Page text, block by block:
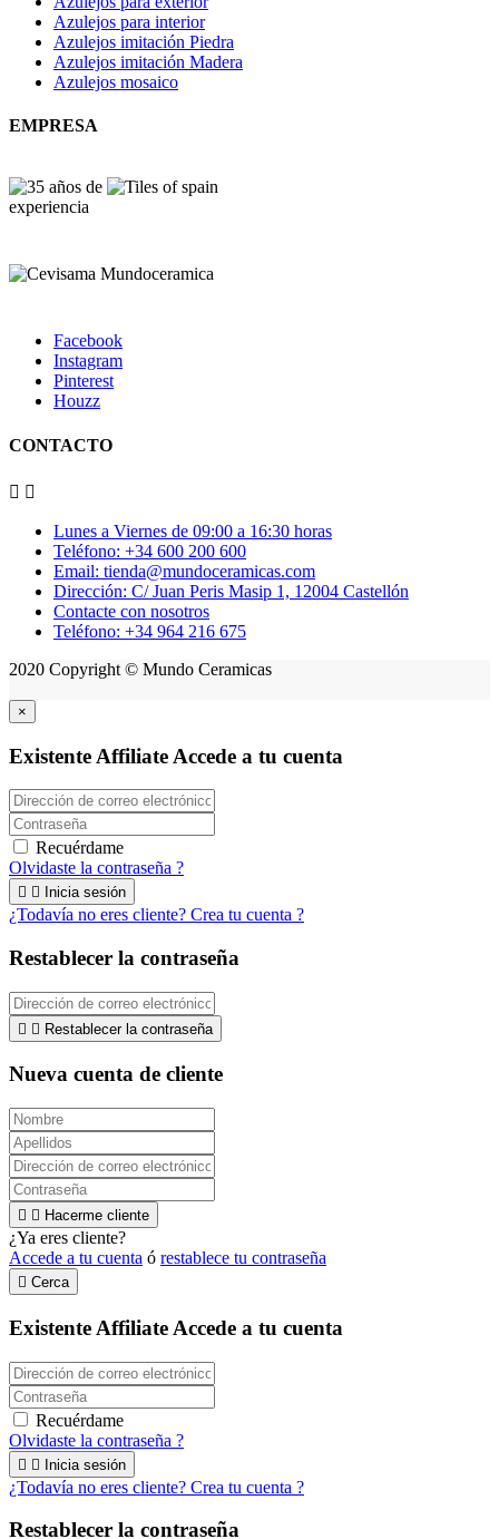
Azulejos para interior
Azulejos imitación Piedra
Azulejos imitación Madera
Azulejos mosaico
EMPRESA
Facebook
Instagram
Pinterest
Houzz
CONTACTO
 
Lunes a Viernes de 09:00 a 16:30 horas
Teléfono: +34 600 200 600
Email: tienda@mundoceramicas.com
Dirección: C/ Juan Peris Masip 1, 12004 Castellón
Contacte con nosotros
Teléfono: +34 964 216 675
2020 Copyright © Mundo Ceramicas
×
Existente Affiliate Accede a tu cuenta
Recuérdame
Olvidaste la contraseña ?
  Inicia sesión
¿Todavía no eres cliente? Crea tu cuenta ?
Restablecer la contraseña
  Restablecer la contraseña
Nueva cuenta de cliente
  Hacerme cliente
¿Ya eres cliente?
Accede a tu cuenta ó restablece tu contraseña
 Cerca
Existente Affiliate Accede a tu cuenta
Recuérdame
Olvidaste la contraseña ?
  Inicia sesión
¿Todavía no eres cliente? Crea tu cuenta ?
Restablecer la contraseña